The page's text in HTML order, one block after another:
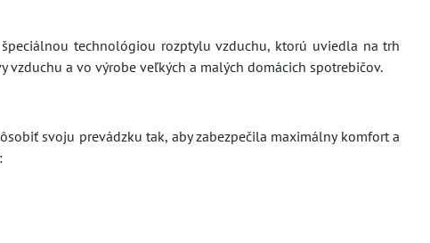
technológiou rozptylu vzduchu, ktorú uviedla na trh
a vo výrobe veľkých a malých domácich spotrebičov.
svoju prevádzku tak, aby zabezpečila maximálny komfort a